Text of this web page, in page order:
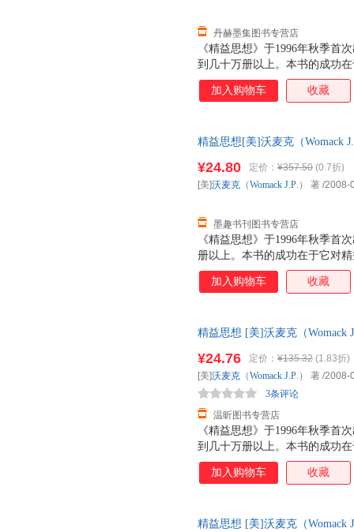
《精益思想》于1996年秋季首
到几十万册以上。本书的成功
者提供了精益的核心原则，实
大小企业推行精益的实际情况
值流动起来；依靠客户需求拉
丹赫墨集图书专营店
加入购物车 收藏
精益思想[美]沃麦克（Womack
《精益思想》于1996年秋季首
册以上。本书的成功在于它对
益的核心原则，实地考察了美
行精益的实际情况和心得，为
靠客户需求拉动价值流；不断
¥24.80 定价： ¥357.50 (0.7折)
墨趣书刊图书专营店
[美]沃麦克 （Womack J.P.） 著 /2008-
加入购物车 收藏
精益思想 [美]沃麦克（Womack
《精益思想》于1996年秋季首
到几十万册以上。本书的成功
者提供了精益的核心原则，实
大小企业推行精益的实际情况
值流动起来；依靠客户需求拉
¥24.76 定价： ¥135.32 (1.83折)
温昕图书专营店
3条评论
[美]沃麦克 （Womack J.P.） 著 /2008-
加入购物车 收藏
精益思想 [美]沃麦克（Womack